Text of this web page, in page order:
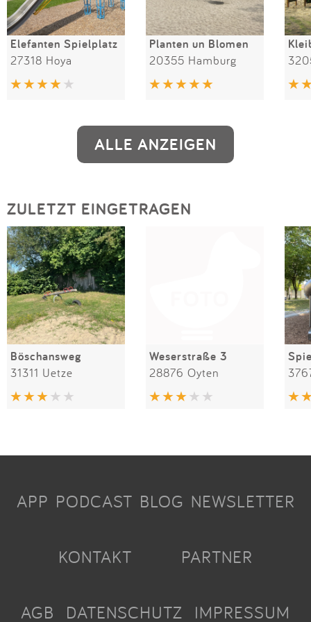
Elefanten Spielplatz
27318 Hoya
Planten un Blomen
20355 Hamburg
ALLE ANZEIGEN
ZULETZT EINGETRAGEN
Böschansweg
31311 Uetze
Weserstraße 3
28876 Oyten
APP PODCAST BLOG NEWSLETTER
KONTAKT PARTNER
AGB DATENSCHUTZ IMPRESSUM